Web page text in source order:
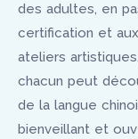
des adultes, en
certification et
ateliers
chacun peut
de la langue
bienveillant et